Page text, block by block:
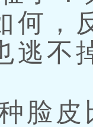
何，
逃不
脸皮